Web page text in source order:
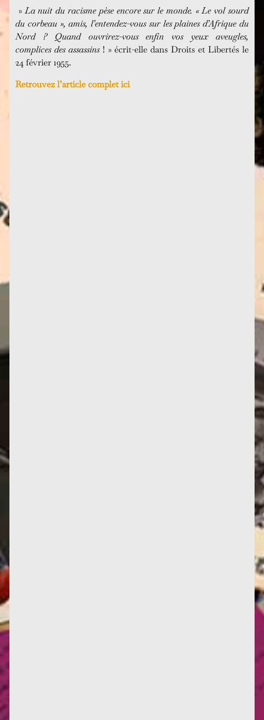
»La nuit du racisme pèse encore sur le monde. « Le vol sourd
du corbeau », amis, l’entendez-vous sur les plaines d’Afrique du
Nord ? Quand ouvrirez-vous enfin vos yeux aveugles,
complices des assassins! » écrit-elle dans Droits et Libertés le
24 février 1955.
Retrouvez l’article complet ici